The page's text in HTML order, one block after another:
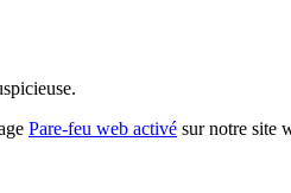
Pare-feu web activé sur notre site